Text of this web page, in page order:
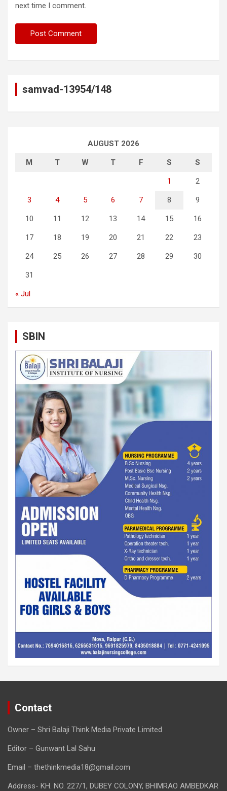
next time I comment.
samvad-13954/148
AUGUST 2026
M T W T F S S
1 2
3 4 5 6 7 8 9
10 11 12 13 14 15 16
17 18 19 20 21 22 23
24 25 26 27 28 29 30
31
« Jul
SBIN
Contact
Owner – Shri Balaji Think Media Private Limited
Editor – Gunwant Lal Sahu
Email – thethinkmedia18@gmail.com
Address- KH. NO. 227/1, DUBEY COLONY, BHIMRAO AMBEDKAR